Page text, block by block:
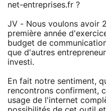
net-entreprises.fr ?
JV - Nous voulons avoir
première année
budget de
que d'autres
investi.
En fait notre sentiment,
rencontrons confirment,
usage de l'internet